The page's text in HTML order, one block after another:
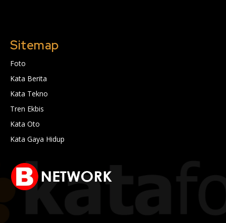
Sitemap
Foto
Kata Berita
Kata Tekno
Tren Ekbis
Kata Oto
Kata Gaya Hidup